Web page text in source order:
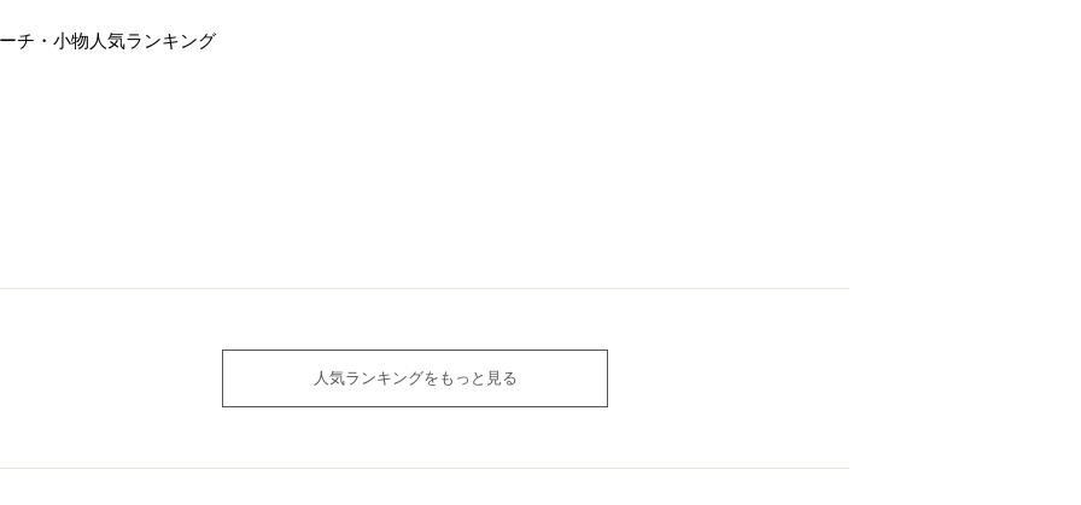
チ・小物人気ランキング
人気ランキングをもっと見る